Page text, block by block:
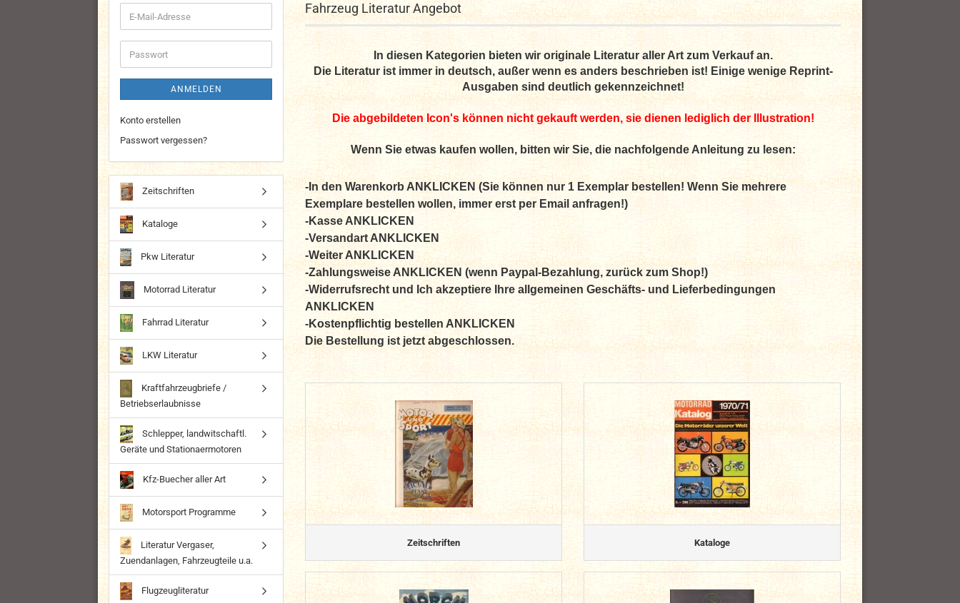
Fahrzeug Literatur Angebot
In diesen Kategorien bieten wir originale Literatur aller Art zum Verkauf an.
Die Literatur ist immer in deutsch, außer wenn es anders beschrieben ist! Einige wenige Reprint-
Ausgaben sind deutlich gekennzeichnet!
Die abgebildeten Icon's können nicht gekauft werden, sie dienen lediglich der Illustration!
Wenn Sie etwas kaufen wollen, bitten wir Sie, die nachfolgende Anleitung zu lesen:
-In den Warenkorb ANKLICKEN (Sie können nur 1 Exemplar bestellen! Wenn Sie mehrere
Exemplare bestellen wollen, immer erst per Email anfragen!)
-Kasse ANKLICKEN
-Versandart ANKLICKEN
-Weiter ANKLICKEN
-Zahlungsweise ANKLICKEN (wenn Paypal-Bezahlung, zurück zum Shop!)
-Widerrufsrecht und Ich akzeptiere Ihre allgemeinen Geschäfts- und Lieferbedingungen
ANKLICKEN
-Kostenpflichtig bestellen ANKLICKEN
Die Bestellung ist jetzt abgeschlossen.
Zeitschriften Kataloge
E-
Mail-
Adresse
Passwort
ANMELDEN
Konto erstellen
Passwort vergessen?
Zeitschriften
Kataloge
Pkw Literatur
Motorrad Literatur
Fahrrad Literatur
LKW Literatur
Kraftfahrzeugbriefe /
Betriebserlaubnisse
Schlepper, landwitschaftl.
Geräte und Stationaermotoren
Kfz-Buecher aller Art
Motorsport Programme
Literatur Vergaser,
Zuendanlagen, Fahrzeugteile u.a.
Flugzeugliteratur